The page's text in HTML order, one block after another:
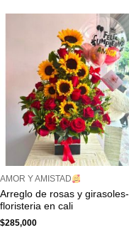
AMOR Y AMISTAD
Arreglo de rosas y girasoles-
floristeria en cali
$285,000